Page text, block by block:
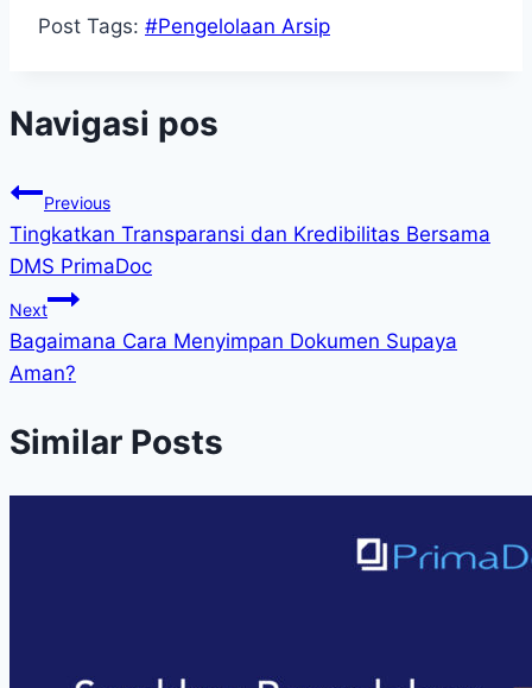
Post Tags: #Pengelolaan Arsip
Navigasi pos
Previous
Tingkatkan Transparansi dan Kredibilitas Bersama
DMS PrimaDoc
Next
Bagaimana Cara Menyimpan Dokumen Supaya
Aman?
Similar Posts